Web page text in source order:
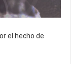
el hecho de